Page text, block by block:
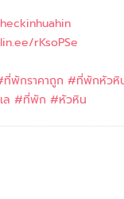
rKsoPSe
พักราคาถูก #ที่พักหัวหิ
ล #ที่พัก #หัวหิน